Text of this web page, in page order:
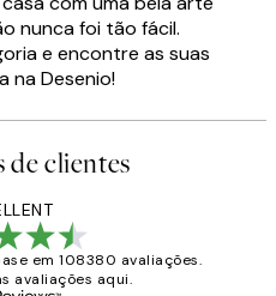
nunca foi tão fácil.
e encontre as suas
na Desenio!
de clientes
em 108380 avaliações.
avaliações aqui.